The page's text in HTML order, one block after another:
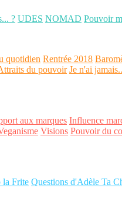
? UDES NOMAD Pouvoir
quotidien Rentrée 2018
du pouvoir Je n'ai
aux marques Influence
Visions Pouvoir du
la Frite Questions d'Adèle Ta